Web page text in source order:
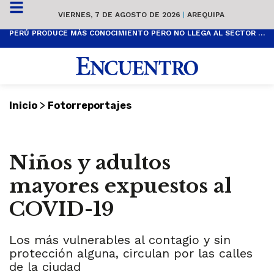
VIERNES, 7 DE AGOSTO DE 2026 | AREQUIPA
PERÚ PRODUCE MÁS CONOCIMIENTO PERO NO LLEGA AL SECTOR PRODUCTIVO
Inicio > Fotorreportajes
Niños y adultos
mayores expuestos al
COVID-19
Los más vulnerables al contagio y sin
protección alguna, circulan por las calles
de la ciudad